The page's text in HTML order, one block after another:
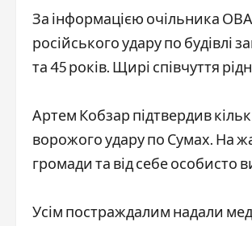
За інформацією очільника
російського удару по будівлі
та 45 років. Щирі співчуття
Артем Кобзар підтвердив
ворожого удару по Сумах. На
громади та від себе особисто
Усім постраждалим надали